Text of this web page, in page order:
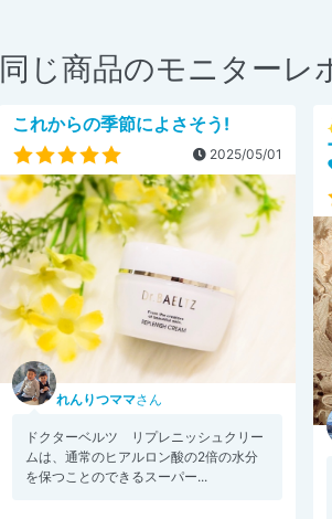
同じ商品のモニターレ
これからの季節によさそう!
2025/05/01
れんりつママさん
ドクターベルツ リプレニッシュクリー
ムは、通常のヒアルロン酸の2倍の水分
を保つことのできるスーパー...